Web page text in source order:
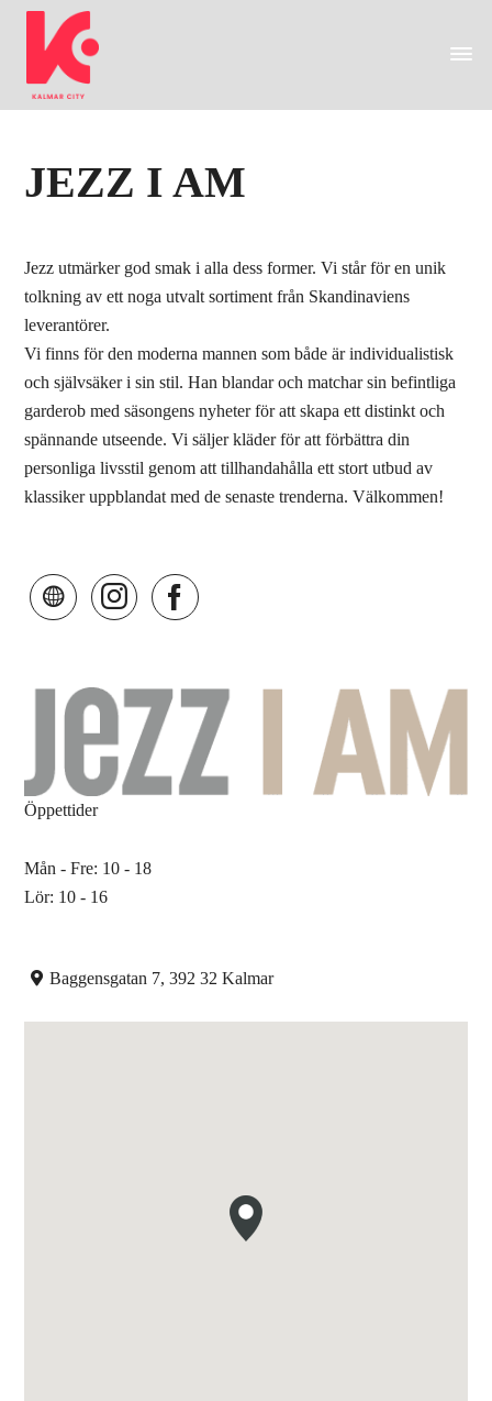
JEZZ I AM
Jezz utmärker god smak i alla dess former. Vi står för en unik
tolkning av ett noga utvalt sortiment från Skandinaviens
leverantörer.
Vi finns för den moderna mannen som både är individualistisk
och självsäker i sin stil. Han blandar och matchar sin befintliga
garderob med säsongens nyheter för att skapa ett distinkt och
spännande utseende. Vi säljer kläder för att förbättra din
personliga livsstil genom att tillhandahålla ett stort utbud av
klassiker uppblandat med de senaste trenderna. Välkommen!
Öppettider
Mån - Fre: 10 - 18
Lör: 10 - 16
Baggensgatan 7, 392 32 Kalmar